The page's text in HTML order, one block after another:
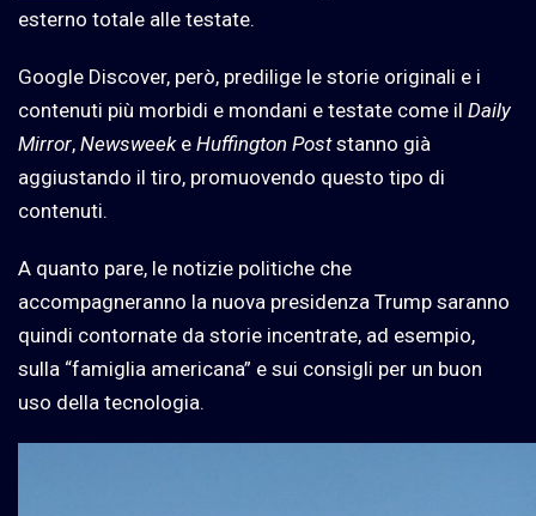
esterno totale alle testate.
Google Discover, però, predilige le storie originali e i
contenuti più morbidi e mondani e testate come il Daily
Mirror, Newsweeke Huffington Poststanno già
aggiustando il tiro, promuovendo questo tipo di
contenuti.
A quanto pare, le notizie politiche che
accompagneranno la nuova presidenza Trump saranno
quindi contornate da storie incentrate, ad esempio,
sulla “famiglia americana” e sui consigli per un buon
uso della tecnologia.